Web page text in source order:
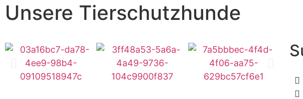
Unsere Tierschutzhunde